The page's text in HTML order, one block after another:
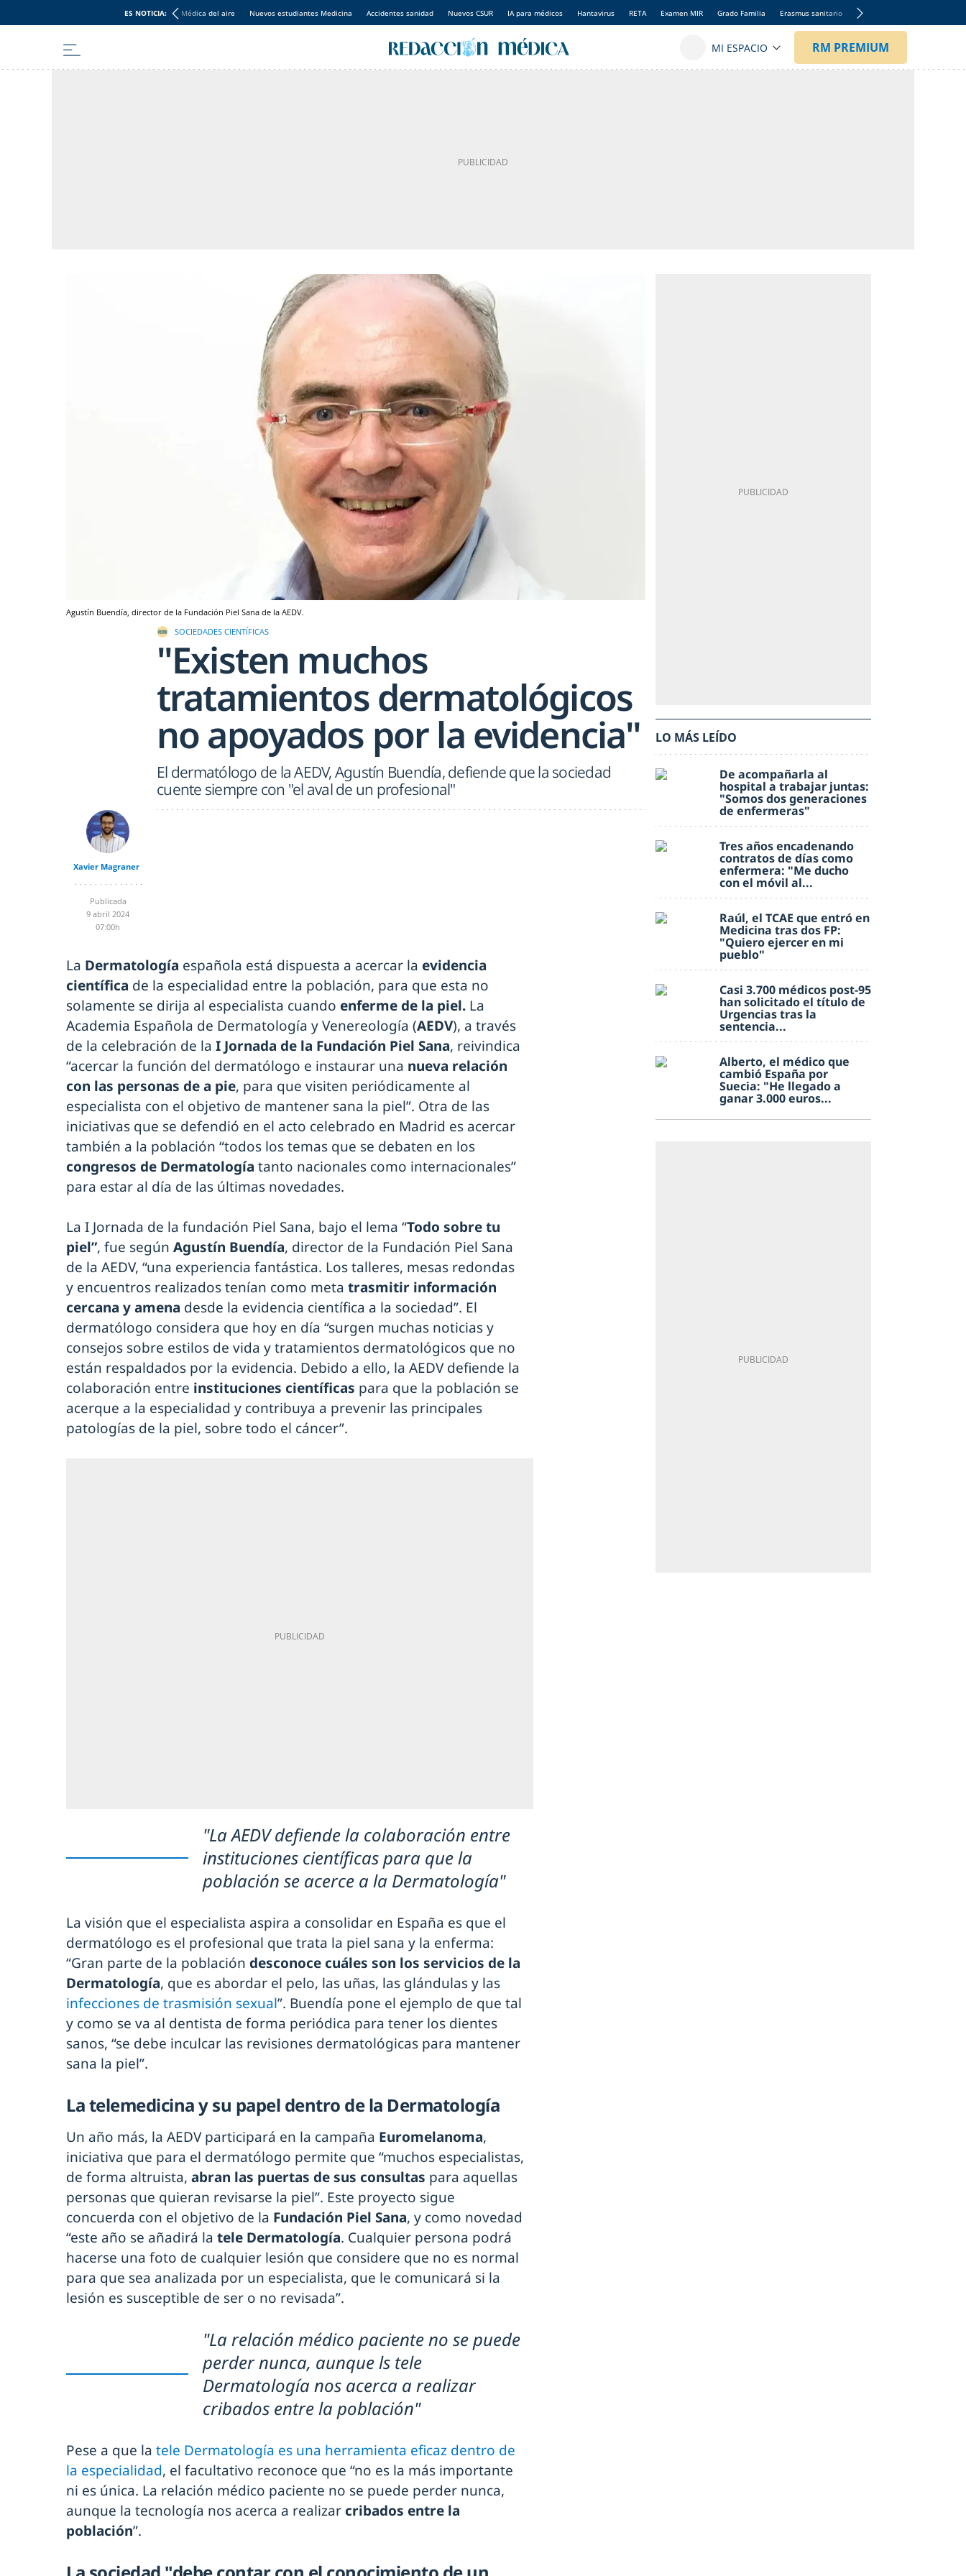
ES NOTICIA: Médica del aire Nuevos estudiantes Medicina Accidentes sanidad Nuevos CSUR IA para médicos Hantavirus RETA Examen MIR Grado Familia Erasmus sanitario
Agustín Buendía, director de la Fundación Piel Sana de la AEDV.
SOCIEDADES CIENTÍFICAS
"Existen muchos
tratamientos dermatológicos
no apoyados por la evidencia"
El dermatólogo de la AEDV, Agustín Buendía, defiende que la sociedad
cuente siempre con "el aval de un profesional"
Xavier Magraner
Publicada
9 abril 2024
07:00h
La Dermatología española está dispuesta a acercar la evidencia
científica de la especialidad entre la población, para que esta no
solamente se dirija al especialista cuando enferme de la piel. La
Academia Española de Dermatología y Venereología (AEDV), a través
de la celebración de la I Jornada de la Fundación Piel Sana, reivindica
“acercar la función del dermatólogo e instaurar una nueva relación
con las personas de a pie, para que visiten periódicamente al
especialista con el objetivo de mantener sana la piel”. Otra de las
iniciativas que se defendió en el acto celebrado en Madrid es acercar
también a la población “todos los temas que se debaten en los
congresos de Dermatología tanto nacionales como internacionales”
para estar al día de las últimas novedades.
La I Jornada de la fundación Piel Sana, bajo el lema “Todo sobre tu
piel”, fue según Agustín Buendía, director de la Fundación Piel Sana
de la AEDV, “una experiencia fantástica. Los talleres, mesas redondas
y encuentros realizados tenían como meta trasmitir información
cercana y amena desde la evidencia científica a la sociedad”. El
dermatólogo considera que hoy en día “surgen muchas noticias y
consejos sobre estilos de vida y tratamientos dermatológicos que no
están respaldados por la evidencia. Debido a ello, la AEDV defiende la
colaboración entre instituciones científicas para que la población se
acerque a la especialidad y contribuya a prevenir las principales
patologías de la piel, sobre todo el cáncer”.
"La AEDV defiende la colaboración entre
instituciones científicas para que la
población se acerce a la Dermatología"
La visión que el especialista aspira a consolidar en España es que el
dermatólogo es el profesional que trata la piel sana y la enferma:
“Gran parte de la población desconoce cuáles son los servicios de la
Dermatología, que es abordar el pelo, las uñas, las glándulas y las
infecciones de trasmisión sexual”. Buendía pone el ejemplo de que tal
y como se va al dentista de forma periódica para tener los dientes
sanos, “se debe inculcar las revisiones dermatológicas para mantener
sana la piel”.
La telemedicina y su papel dentro de la Dermatología
Un año más, la AEDV participará en la campaña Euromelanoma,
iniciativa que para el dermatólogo permite que “muchos especialistas,
de forma altruista, abran las puertas de sus consultas para aquellas
personas que quieran revisarse la piel”. Este proyecto sigue
concuerda con el objetivo de la Fundación Piel Sana, y como novedad
“este año se añadirá la tele Dermatología. Cualquier persona podrá
hacerse una foto de cualquier lesión que considere que no es normal
para que sea analizada por un especialista, que le comunicará si la
lesión es susceptible de ser o no revisada”.
"La relación médico paciente no se puede
perder nunca, aunque ls tele
Dermatología nos acerca a realizar
cribados entre la población"
Pese a que la tele Dermatología es una herramienta eficaz dentro de
la especialidad, el facultativo reconoce que “no es la más importante
ni es única. La relación médico paciente no se puede perder nunca,
aunque la tecnología nos acerca a realizar cribados entre la
población”.
LO MÁS LEÍDO
De acompañarla al
hospital a trabajar juntas:
"Somos dos generaciones
de enfermeras"
Tres años encadenando
contratos de días como
enfermera: "Me ducho
con el móvil al...
Raúl, el TCAE que entró en
Medicina tras dos FP:
"Quiero ejercer en mi
pueblo"
Casi 3.700 médicos post-95
han solicitado el título de
Urgencias tras la
sentencia...
Alberto, el médico que
cambió España por
Suecia: "He llegado a
ganar 3.000 euros...